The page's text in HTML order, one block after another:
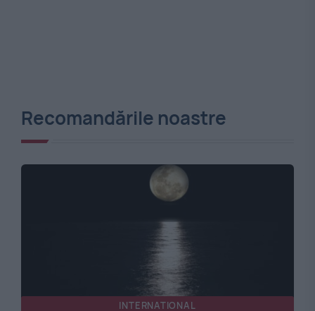
Recomandările noastre
INTERNATIONAL